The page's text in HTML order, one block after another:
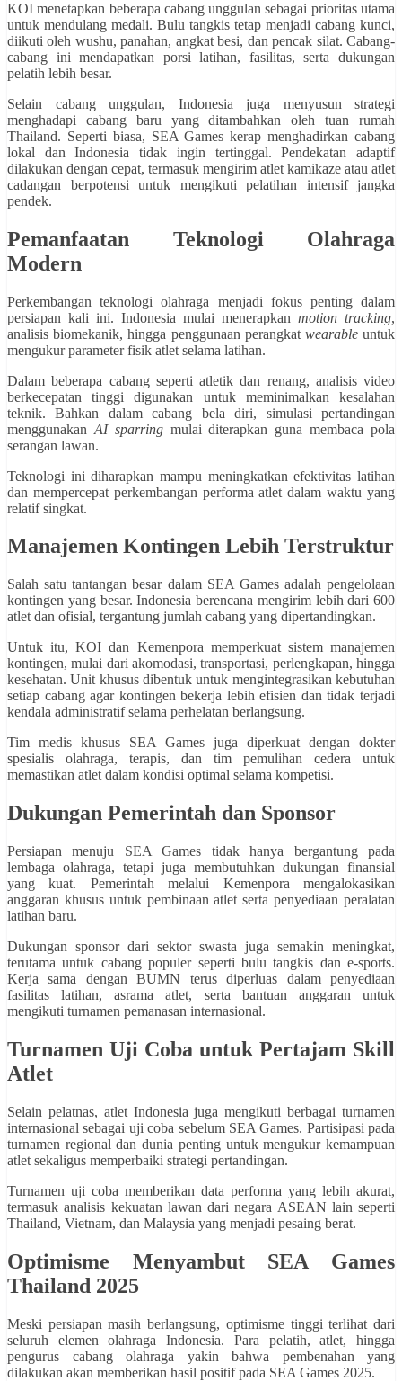
KOI menetapkan beberapa cabang unggulan sebagai prioritas utama
untuk mendulang medali. Bulu tangkis tetap menjadi cabang kunci,
diikuti oleh wushu, panahan, angkat besi, dan pencak silat. Cabang-
cabang ini mendapatkan porsi latihan, fasilitas, serta dukungan
pelatih lebih besar.
Selain cabang unggulan, Indonesia juga menyusun strategi
menghadapi cabang baru yang ditambahkan oleh tuan rumah
Thailand. Seperti biasa, SEA Games kerap menghadirkan cabang
lokal dan Indonesia tidak ingin tertinggal. Pendekatan adaptif
dilakukan dengan cepat, termasuk mengirim atlet kamikaze atau atlet
cadangan berpotensi untuk mengikuti pelatihan intensif jangka
pendek.
Pemanfaatan Teknologi Olahraga
Modern
Perkembangan teknologi olahraga menjadi fokus penting dalam
persiapan kali ini. Indonesia mulai menerapkan motion tracking,
analisis biomekanik, hingga penggunaan perangkat wearableuntuk
mengukur parameter fisik atlet selama latihan.
Dalam beberapa cabang seperti atletik dan renang, analisis video
berkecepatan tinggi digunakan untuk meminimalkan kesalahan
teknik. Bahkan dalam cabang bela diri, simulasi pertandingan
menggunakan AI sparringmulai diterapkan guna membaca pola
serangan lawan.
Teknologi ini diharapkan mampu meningkatkan efektivitas latihan
dan mempercepat perkembangan performa atlet dalam waktu yang
relatif singkat.
Manajemen Kontingen Lebih Terstruktur
Salah satu tantangan besar dalam SEA Games adalah pengelolaan
kontingen yang besar. Indonesia berencana mengirim lebih dari 600
atlet dan ofisial, tergantung jumlah cabang yang dipertandingkan.
Untuk itu, KOI dan Kemenpora memperkuat sistem manajemen
kontingen, mulai dari akomodasi, transportasi, perlengkapan, hingga
kesehatan. Unit khusus dibentuk untuk mengintegrasikan kebutuhan
setiap cabang agar kontingen bekerja lebih efisien dan tidak terjadi
kendala administratif selama perhelatan berlangsung.
Tim medis khusus SEA Games juga diperkuat dengan dokter
spesialis olahraga, terapis, dan tim pemulihan cedera untuk
memastikan atlet dalam kondisi optimal selama kompetisi.
Dukungan Pemerintah dan Sponsor
Persiapan menuju SEA Games tidak hanya bergantung pada
lembaga olahraga, tetapi juga membutuhkan dukungan finansial
yang kuat. Pemerintah melalui Kemenpora mengalokasikan
anggaran khusus untuk pembinaan atlet serta penyediaan peralatan
latihan baru.
Dukungan sponsor dari sektor swasta juga semakin meningkat,
terutama untuk cabang populer seperti bulu tangkis dan e-sports.
Kerja sama dengan BUMN terus diperluas dalam penyediaan
fasilitas latihan, asrama atlet, serta bantuan anggaran untuk
mengikuti turnamen pemanasan internasional.
Turnamen Uji Coba untuk Pertajam Skill
Atlet
Selain pelatnas, atlet Indonesia juga mengikuti berbagai turnamen
internasional sebagai uji coba sebelum SEA Games. Partisipasi pada
turnamen regional dan dunia penting untuk mengukur kemampuan
atlet sekaligus memperbaiki strategi pertandingan.
Turnamen uji coba memberikan data performa yang lebih akurat,
termasuk analisis kekuatan lawan dari negara ASEAN lain seperti
Thailand, Vietnam, dan Malaysia yang menjadi pesaing berat.
Optimisme Menyambut SEA Games
Thailand 2025
Meski persiapan masih berlangsung, optimisme tinggi terlihat dari
seluruh elemen olahraga Indonesia. Para pelatih, atlet, hingga
pengurus cabang olahraga yakin bahwa pembenahan yang
dilakukan akan memberikan hasil positif pada SEA Games 2025.